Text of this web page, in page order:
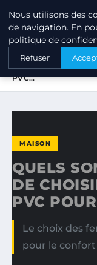
PTIT
ACCUEIL
MAISON
QUELS SONT LES
PVC…
MAISON
QUELS
DE
PVC
Le choix des
pour le confort
Nous utilisons des
de navigation. En
politique de
Refuser